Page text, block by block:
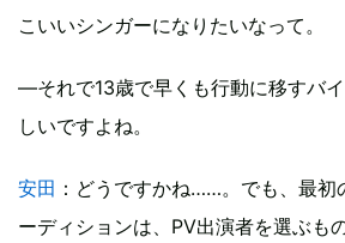
こいいシンガーになりたいなって。
―それで13歳で早くも行動に移すバ
しいですよね。
安田 ：どうですかね……。でも、最初
ーディションは、PV出演者を選ぶも